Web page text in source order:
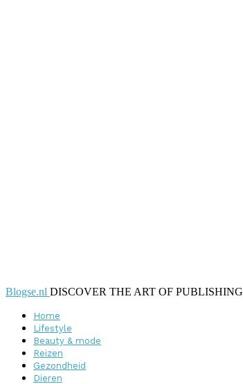
Blogse.nl DISCOVER THE ART OF PUBLISHING
Home
Lifestyle
Beauty & mode
Reizen
Gezondheid
Dieren